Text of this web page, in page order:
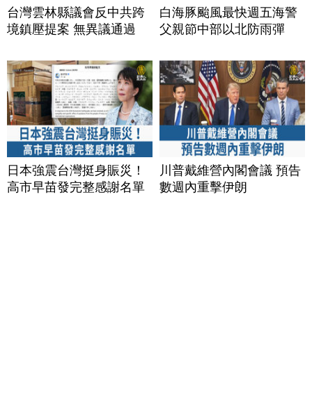
台灣雲林縣議會反中共跨
境鎮壓提案 無異議通過
白海豚颱風最快週五海警
父親節中部以北防雨彈
日本強震台灣挺身賑災！
高市早苗發完整感謝名單
川普戴維營內閣會議 預告
數週內重擊伊朗